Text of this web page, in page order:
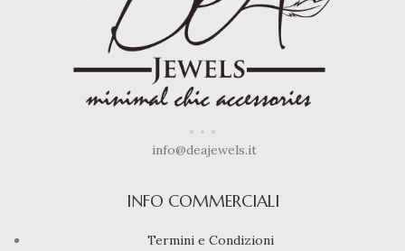
info@deajewels.it
INFO COMMERCIALI
Termini e Condizioni